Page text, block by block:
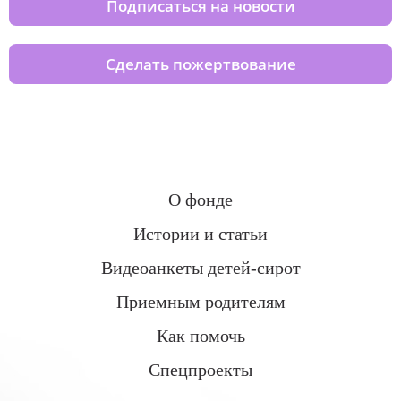
Подписаться на новости
Сделать пожертвование
О фонде
Истории и статьи
Видеоанкеты детей-сирот
Приемным родителям
Как помочь
Спецпроекты